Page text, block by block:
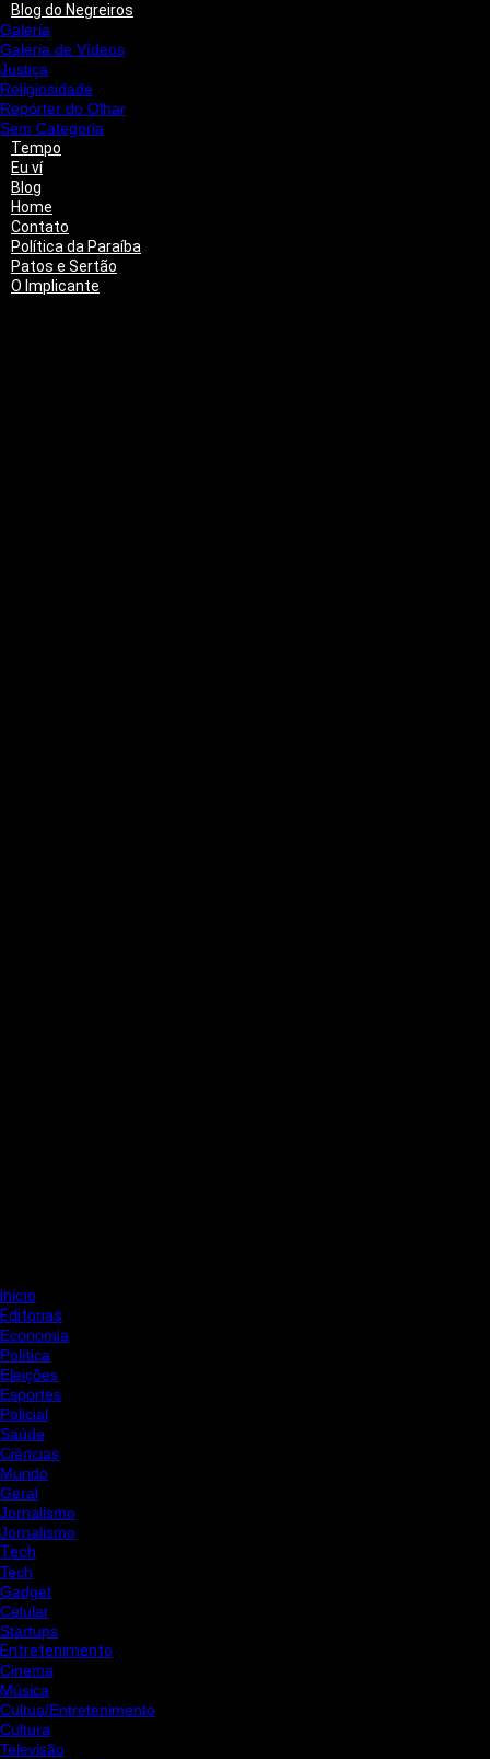
Blog do Negreiros
Galeria
Galeria de Vídeos
Justiça
Religiosidade
Repórter do Olhar
Sem Categoria
Tempo
Eu ví
Blog
Home
Contato
Política da Paraíba
Patos e Sertão
O Implicante
Início
Editorias
Economia
Política
Eleições
Esportes
Policial
Saúde
Ciências
Mundo
Geral
Jornalismo
Jornalismo
Tech
Tech
Gadget
Celular
Startups
Entretenimento
Cinema
Música
Cultua/Entretenimento
Cultura
Televisão